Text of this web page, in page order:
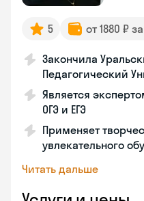
5 от 1880 ₽
Закончила
Педагогический
Является
ОГЭ и ЕГЭ
Применяет
увлекательного
Читать дальше